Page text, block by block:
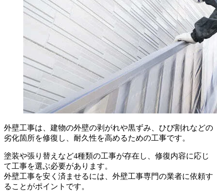
外壁工事は、建物の外壁の剥がれや黒ずみ、ひび割れなどの
劣化箇所を修復し、耐久性を高めるための工事です。
塗装や張り替えなど4種類の工事が存在し、修復内容に応じ
て工事を選ぶ必要があります。
外壁工事を安く済ませるには、外壁工事専門の業者に依頼す
ることがポイントです。